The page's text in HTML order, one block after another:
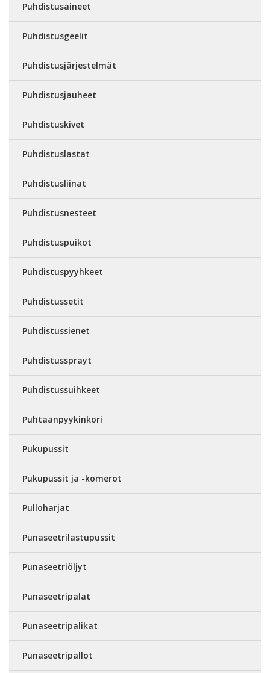
Puhdistusaineet
Puhdistusgeelit
Puhdistusjärjestelmät
Puhdistusjauheet
Puhdistuskivet
Puhdistuslastat
Puhdistusliinat
Puhdistusnesteet
Puhdistuspuikot
Puhdistuspyyhkeet
Puhdistussetit
Puhdistussienet
Puhdistussprayt
Puhdistussuihkeet
Puhtaanpyykinkori
Pukupussit
Pukupussit ja -komerot
Pulloharjat
Punaseetrilastupussit
Punaseetriöljyt
Punaseetripalat
Punaseetripalikat
Punaseetripallot